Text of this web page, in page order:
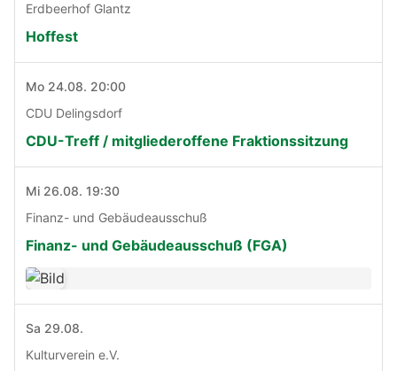
Erdbeerhof Glantz
Hoffest
Mo 24.08. 20:00
CDU Delingsdorf
CDU-Treff / mitgliederoffene Fraktionssitzung
Mi 26.08. 19:30
Finanz- und Gebäudeausschuß
Finanz- und Gebäudeausschuß (FGA)
Sa 29.08.
Kulturverein e.V.